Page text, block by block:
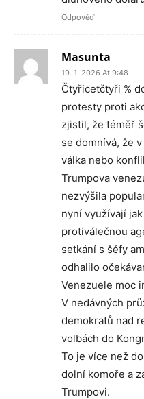
Odpověď
Masunta
19. 1. 2026 At 9:48
Čtyřicetčtyři %
protesty proti
zjistil, že téměř
se domnívá, že
válka nebo
Trumpova
nezvýšila
nyní využívají
protiválečnou
setkání s šéfy
odhalilo
Venezuele moc
V nedávných
demokratů nad
volbách do
To je více než
dolní komoře a
Trumpovi.